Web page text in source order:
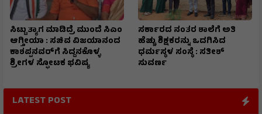
ಸಿಟ್ಟು ತ್ಯಾಗ ಮಾಡಿದ್ರೆ ಮುಂದೆ ಸಿಎಂ
ಆಗ್ತೀಯಾ : ಸಚಿವ ವಿಜಯಾನಂದ
ಕಾಶಪ್ಪನವರ್‌ಗೆ ಸಿದ್ದನಕೊಳ್ಳ
ಶ್ರೀಗಳ ಸ್ಫೋಟಕ ಭವಿಷ್ಯ
ಸರ್ಕಾರದ ನಂತರ ಶಾಲೆಗೆ ಅತಿ
ಹೆಚ್ಚು ಶಿಕ್ಷಕರನ್ನು ಒದಗಿಸಿದ
ಧರ್ಮಸ್ಥಳ ಸಂಸ್ಥೆ : ಸತೀಶ್
ಸುವರ್ಣ
LATEST POST